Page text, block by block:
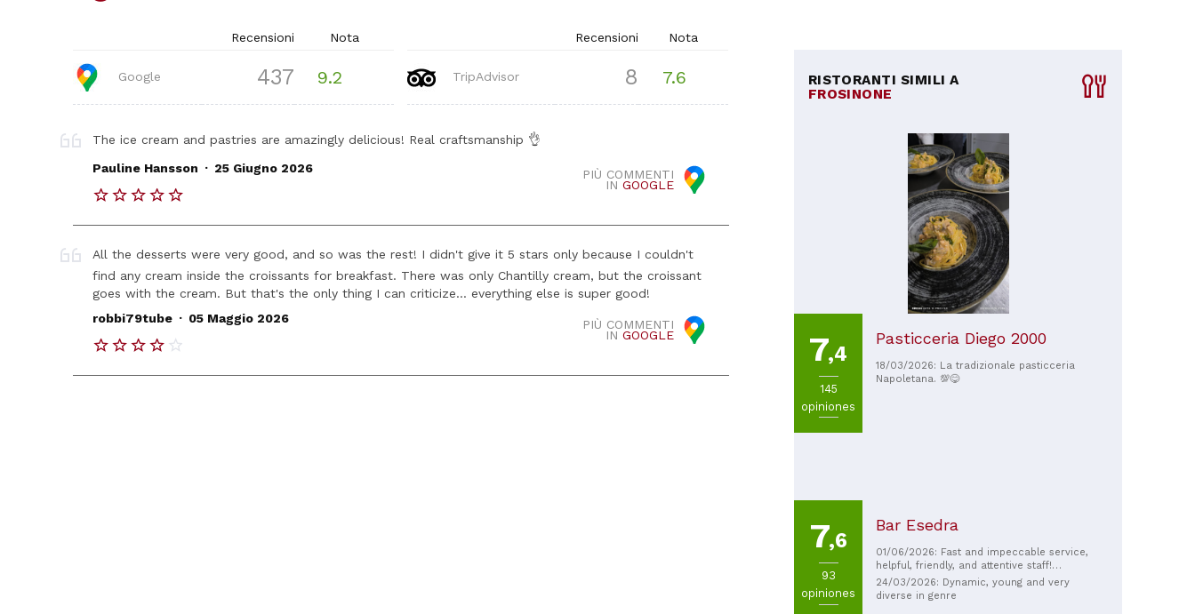
Recensioni Nota
Google 437 9.2
Recensioni Nota
TripAdvisor 8 7.6
The ice cream and pastries are amazingly delicious! Real craftsmanship 👌
PIÙ COMMENTI
INGOOGLE
Pauline Hansson . 25 Giugno 2026
All the desserts were very good, and so was the rest! I didn't give it 5 stars only because I couldn't
find any cream inside the croissants for breakfast. There was only Chantilly cream, but the croissant
goes with the cream. But that's the only thing I can criticize... everything else is super good!
PIÙ COMMENTI
INGOOGLE
robbi79tube . 05 Maggio 2026
RISTORANTI SIMILI A
FROSINONE
7,4
145
opiniones
Pasticceria Diego 2000
18/03/2026: La tradizionale pasticceria
Napoletana. 💯😋
7,6
93
opiniones
Bar Esedra
01/06/2026: Fast and impeccable service,
helpful, friendly, and attentive staff!
Delicious coffee and even better pastries.
Highly recommended!
24/03/2026: Dynamic, young and very
diverse in genre